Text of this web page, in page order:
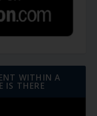
WITHIN A
IS THERE